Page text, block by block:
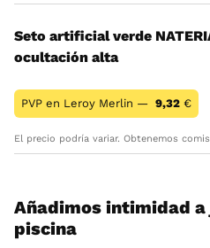
Seto artificial verde
ocultación alta
PVP en Leroy Merlin — 9,32 €
El precio podría variar. Obtenemos
Añadimos intimidad a
piscina